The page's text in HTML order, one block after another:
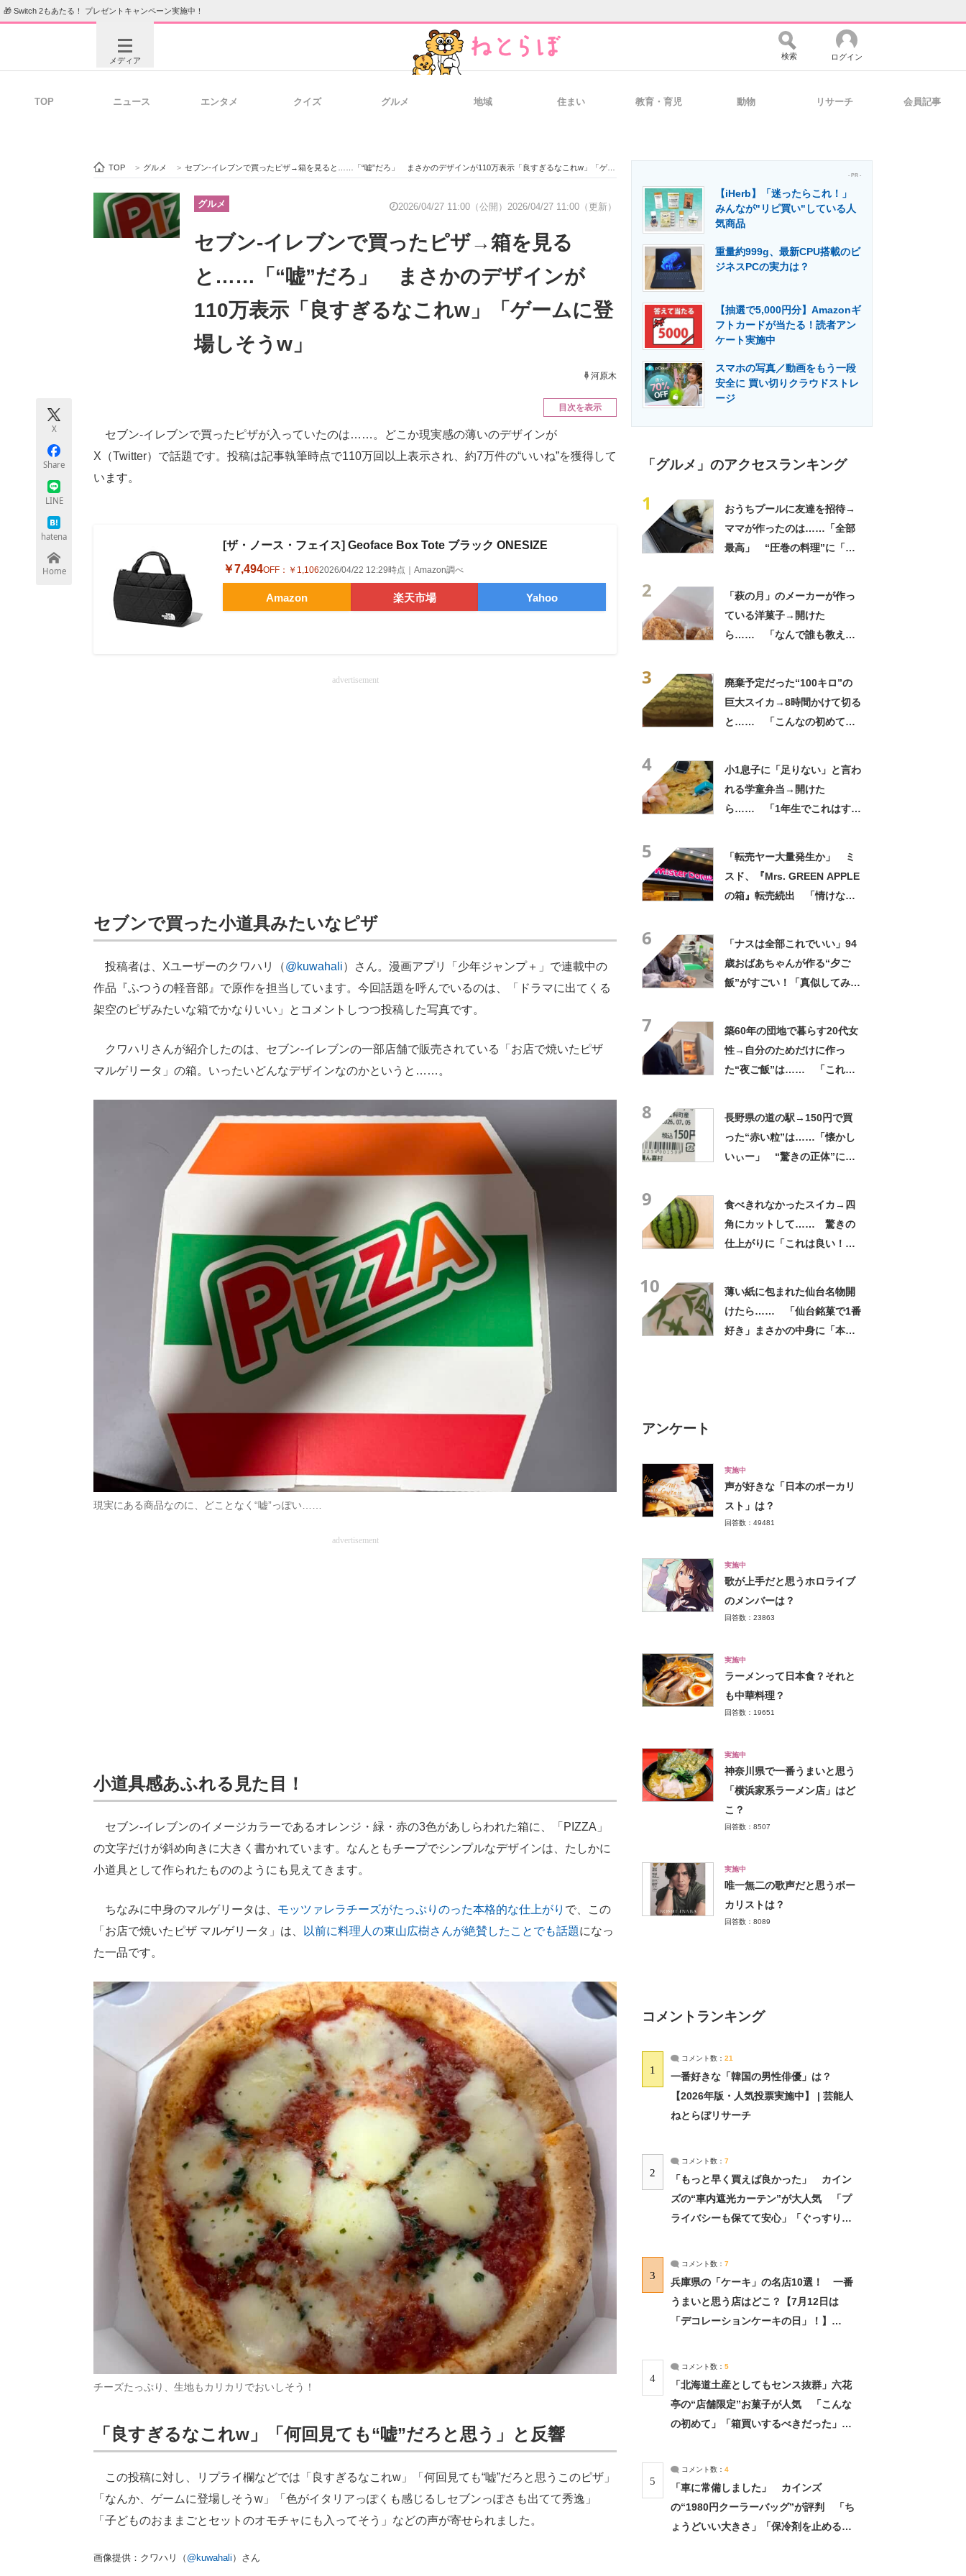
🎁 Switch 2もあたる！ プレゼントキャンペーン実施中！
メディア
ビジネスと働き方のヒント 経営リーダーのコミュニティ マーケ×ITの今がよく分かる
企業向けIT製品の総合サイト 製造業のIT導入・活用を支援
モノづくり技術者専門サイト エネルギーの専門メディア 建設×テクノロジーの最前線
検索 ログイン
TOP ニュース エンタメ クイズ グルメ 地域 住まい 教育・育児 動物 リサーチ 会員記事
TOP > グルメ > セブン-イレブンで買ったピザ→箱を見ると……「“嘘”だろ」 まさかのデザインが110万表示「良すぎるなこれw」「ゲームに登場しそうw」
グルメ 2026/04/27 11:00（公開） 2026/04/27 11:00（更新）
セブン-イレブンで買ったピザ→箱を見る
と……「“嘘”だろ」 まさかのデザインが
110万表示「良すぎるなこれw」「ゲームに登
場しそうw」
河原木
X
Share
LINE
hatena
Home
目次を表示
セブン-イレブンで買ったピザが入っていたのは……。どこか現実感の薄いのデザインが
X（Twitter）で話題です。投稿は記事執筆時点で110万回以上表示され、約7万件の“いいね”を獲得して
います。
[ザ・ノース・フェイス] Geoface Box Tote ブラック ONESIZE
￥7,494OFF： ￥1,1062026/04/22 12:29時点｜Amazon調べ
Amazon 楽天市場 Yahoo
advertisement
セブンで買った小道具みたいなピザ
投稿者は、Xユーザーのクワハリ（@kuwahali）さん。漫画アプリ「少年ジャンプ＋」で連載中の
作品『ふつうの軽音部』で原作を担当しています。今回話題を呼んでいるのは、「ドラマに出てくる
架空のピザみたいな箱でかなりいい」とコメントしつつ投稿した写真です。
クワハリさんが紹介したのは、セブン-イレブンの一部店舗で販売されている「お店で焼いたピザ
マルゲリータ」の箱。いったいどんなデザインなのかというと……。
現実にある商品なのに、どことなく“嘘”っぽい……
advertisement
小道具感あふれる見た目！
セブン-イレブンのイメージカラーであるオレンジ・緑・赤の3色があしらわれた箱に、「PIZZA」
の文字だけが斜め向きに大きく書かれています。なんともチープでシンプルなデザインは、たしかに
小道具として作られたもののようにも見えてきます。
ちなみに中身のマルゲリータは、 モッツァレラチーズがたっぷりのった本格的な仕上がり で、この
「お店で焼いたピザ マルゲリータ」は、
以前に料理人の東山広樹さんが絶賛したことでも話題になっ
た一品です。
チーズたっぷり、生地もカリカリでおいしそう！
「良すぎるなこれw」「何回見ても“嘘”だろと思う」と反響
この投稿に対し、リプライ欄などでは「良すぎるなこれw」「何回見ても“嘘”だろと思うこのピザ」
「なんか、ゲームに登場しそうw」「色がイタリアっぽくも感じるしセブンっぽさも出てて秀逸」
「子どものおままごとセットのオモチャにも入ってそう」などの声が寄せられました。
画像提供：クワハリ（ @kuwahali ）さん
- PR -
【iHerb】「迷ったらこれ！」
みんなが"リピ買い"している人
気商品
重量約999g、最新CPU搭載のビ
ジネスPCの実力は？
【抽選で5,000円分】Amazonギ
フトカードが当たる！読者アン
ケート実施中
スマホの写真／動画をもう一段
安全に 買い切りクラウドストレ
ージ
「グルメ」のアクセスランキング
1
おうちプールに友達を招待→
ママが作ったのは……「全部
最高」 “圧巻の料理”に「う
2
「萩の月」のメーカーが作っ
ている洋菓子→開けた
ら…… 「なんで誰も教えて
3
廃棄予定だった“100キロ”の
巨大スイカ→8時間かけて切る
と…… 「こんなの初めて見
4
小1息子に「足りない」と言わ
れる学童弁当→開けた
ら…… 「1年生でこれはすご
5
「転売ヤー大量発生か」 ミ
スド、『Mrs. GREEN APPLE
の箱』転売続出 「情けない
6
「ナスは全部これでいい」94
歳おばあちゃんが作る“夕ご
飯”がすごい！「真似してみま
7
築60年の団地で暮らす20代女
性→自分のためだけに作っ
た“夜ご飯”は…… 「これぞ
8
長野県の道の駅→150円で買
った“赤い粒”は……「懐かし
いぃー」 “驚きの正体”に
9
食べきれなかったスイカ→四
角にカットして…… 驚きの
仕上がりに「これは良い！」
10
薄い紙に包まれた仙台名物開
けたら…… 「仙台銘菓で1番
好き」まさかの中身に「本気
アンケート
実施中
声が好きな「日本のボーカリ
スト」は？
回答数：49481
実施中
歌が上手だと思うホロライブ
のメンバーは？
回答数：23863
実施中
ラーメンって日本食？それと
も中華料理？
回答数：19651
実施中
神奈川県で一番うまいと思う
「横浜家系ラーメン店」はど
こ？
回答数：8507
実施中
唯一無二の歌声だと思うボー
カリストは？
回答数：8089
コメントランキング
1
コメント数： 21
一番好きな「韓国の男性俳優」は？
【2026年版・人気投票実施中】 | 芸能人
ねとらぼリサーチ
2
コメント数： 7
「もっと早く買えば良かった」 カイン
ズの“車内遮光カーテン”が大人気 「プ
ライバシーも保てて安心」「ぐっすり眠
3
コメント数： 7
兵庫県の「ケーキ」の名店10選！ 一番
うまいと思う店はどこ？【7月12日は
「デコレーションケーキの日」！】
4
コメント数： 5
「北海道土産としてもセンス抜群」六花
亭の“店舗限定”お菓子が人気 「こんな
の初めて」「箱買いするべきだった」
5
コメント数： 4
「車に常備しました」 カインズ
の“1980円クーラーバッグ”が評判 「ち
ょうどいい大きさ」「保冷剤を止めるベ